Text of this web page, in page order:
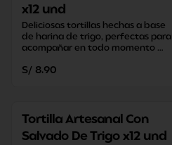
x12 und
Deliciosas tortillas hechas a base
de harina de trigo, perfectas para
acompañar en todo momento
versatilidad y practicidad.
S/ 8.90
Tortilla Artesanal Con
Salvado De Trigo x12 und